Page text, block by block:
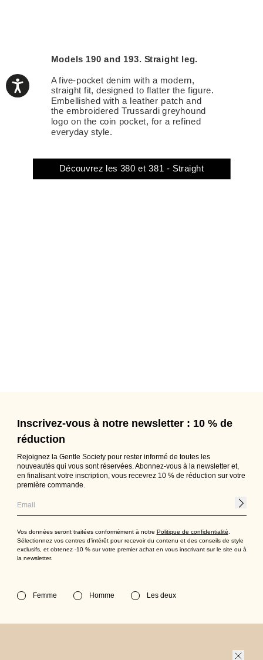
Models 190 and 193. Straight leg.
A five-pocket denim with a modern,
straight fit, designed to flatter the figure.
Embellished with a leather patch and
the embroidered Trussardi greyhound
logo on the coin pocket, for a refined
everyday style.
Découvrez les 380 et 381 - Straight
Inscrivez-vous à notre newsletter : 10 % de
réduction
Rejoignez la Gentle Society pour rester informé de toutes les
nouveautés qui vous sont réservées. Abonnez-vous à la newsletter et,
en finalisant votre inscription, vous recevrez 10 % de réduction sur votre
première commande.
Vos données seront traitées conformément à notre Politique de confidentialité
Sélectionnez vos centres d’intérêt pour recevoir du contenu et des conseils de style
exclusifs, et obtenez -10 % sur votre premier achat en vous inscrivant sur le site ou à
la newsletter.
Femme Homme Les deux